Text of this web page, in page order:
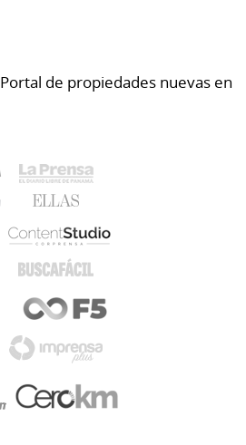
Portal de propiedades nuevas en